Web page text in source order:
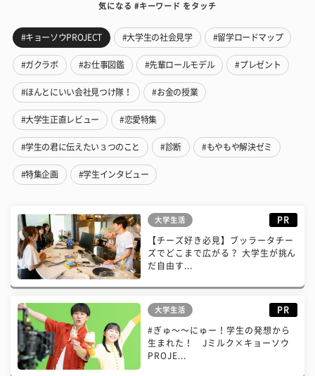
気になる #キーワード をタッチ
#キョーソウPROJECT #大学生の社会見学 #留学ロードマップ
#ガクラボ #お仕事図鑑 #先輩ロールモデル #プレゼント
#ほんとにいい会社見つけ隊！ #お金の授業
#大学生正直レビュー #恋愛特集
#学生の君に伝えたい３つのこと #診断 #もやもや解決ゼミ
#特集企画 #学生インタビュー
大学生活 PR
【チーズ好き必見】ブッラータチー
ズでどこまで広がる？ 大学生が挑ん
だ自由す...
大学生活 PR
#ぎゅ〜〜にゅー！学生の発想から
生まれた！ Jミルク×キョーソウ
PROJE...